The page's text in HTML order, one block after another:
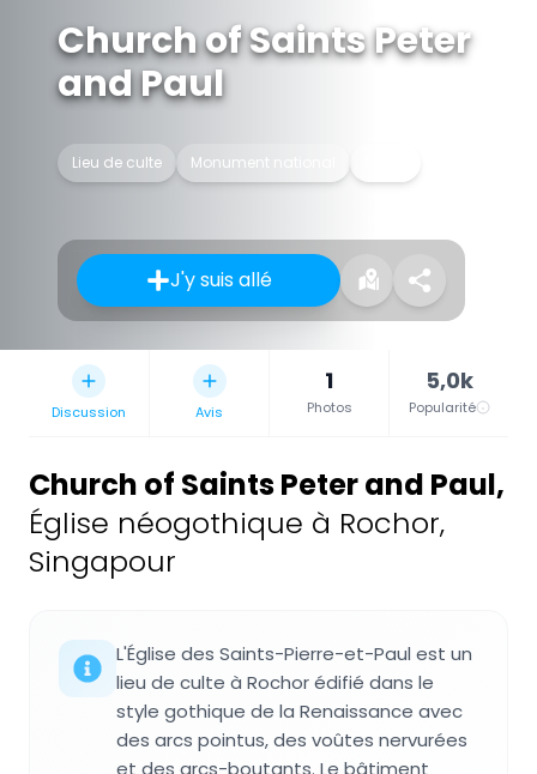
Church of Saints Peter
and Paul
Lieu de culte Monument national
J'y suis allé
Discussion Avis
1
Photos
5,0k
Popularité
Church of Saints Peter and Paul,
Église néogothique à Rochor,
Singapour
L'Église des Saints-Pierre-et-Paul est un
lieu de culte à Rochor édifié dans le
style gothique de la Renaissance avec
des arcs pointus, des voûtes nervurées
et des arcs-boutants. Le bâtiment